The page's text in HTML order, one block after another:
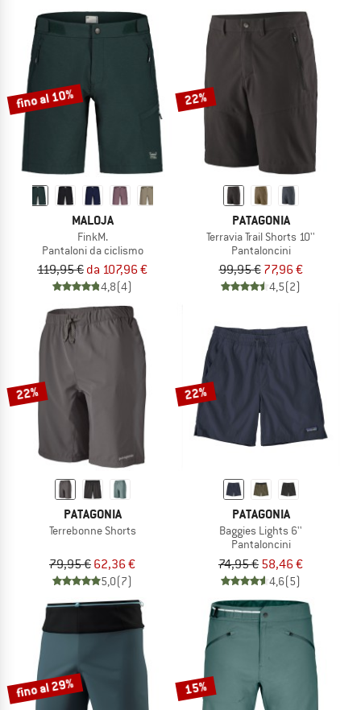
fino al 10%
MALOJA
FinkM.
Pantaloni da ciclismo
119,95 € da 107,96 €
4,8(4)
22%
PATAGONIA
Terravia Trail Shorts 10''
Pantaloncini
99,95 € 77,96 €
4,5(2)
22%
PATAGONIA
Terrebonne Shorts
79,95 € 62,36 €
5,0(7)
22%
PATAGONIA
Baggies Lights 6''
Pantaloncini
74,95 € 58,46 €
4,6(5)
fino al 29% 15%